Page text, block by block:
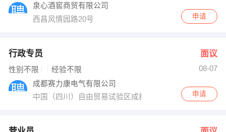
泉心酒窖商贸有限公司
西昌风情园路20号
申请
行政专员 面议
性别不限 经验不限
08-07
成都赛力康电气有限公司
中国（四川）自由贸易试验区成都市双流区西南航空港
申请